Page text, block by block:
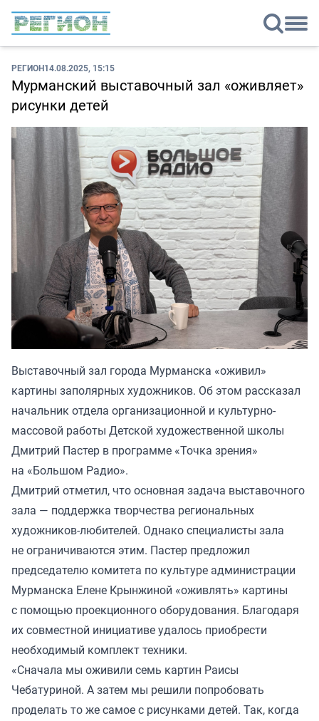
РЕГИОН14.08.2025, 15:15
Мурманский выставочный зал «оживляет»
рисунки детей
Выставочный зал города Мурманска «оживил»
картины заполярных художников. Об этом рассказал
начальник отдела организационной и культурно-
массовой работы Детской художественной школы
Дмитрий Пастер в программе «Точка зрения»
на «Большом Радио».
Дмитрий отметил, что основная задача выставочного
зала — поддержка творчества региональных
художников-любителей. Однако специалисты зала
не ограничиваются этим. Пастер предложил
председателю комитета по культуре администрации
Мурманска Елене Крынжиной «оживлять» картины
с помощью проекционного оборудования. Благодаря
их совместной инициативе удалось приобрести
необходимый комплект техники.
«Сначала мы оживили семь картин Раисы
Чебатуриной. А затем мы решили попробовать
проделать то же самое с рисунками детей. Так, когда